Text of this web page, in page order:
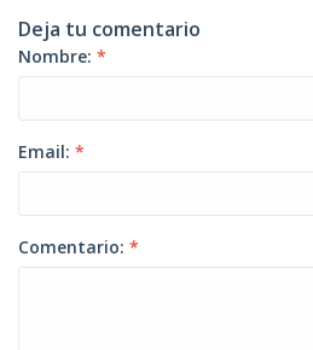
Deja tu comentario
Nombre: *
Email: *
Comentario: *